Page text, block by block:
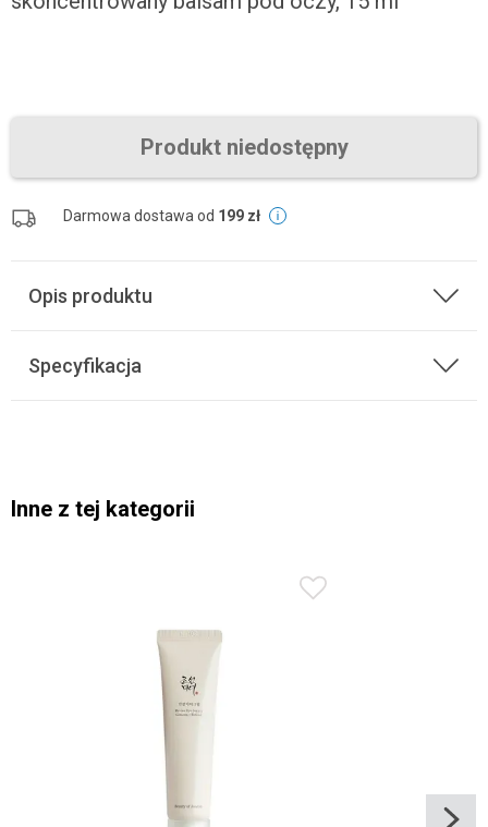
Produkt niedostępny
Darmowa dostawa od 199 zł
Opis produktu
Specyfikacja
Inne z tej kategorii